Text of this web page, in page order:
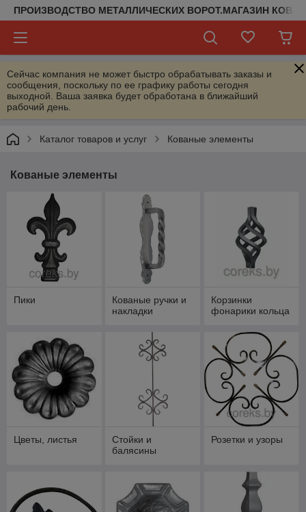
ПРОИЗВОДСТВО МЕТАЛЛИЧЕСКИХ ВОРОТ.МАГАЗИН
Сейчас компания не может быстро обрабатывать заказы и
сообщения, поскольку по ее графику работы сегодня
выходной. Ваша заявка будет обработана в ближайший
рабочий день.
Каталог товаров и услуг Кованые элементы
Кованые элементы
Пики
Кованые ручки и
накладки
Корзинки
фонарики кольца
Цветы, листья
Стойки и
балясины
Розетки и узоры